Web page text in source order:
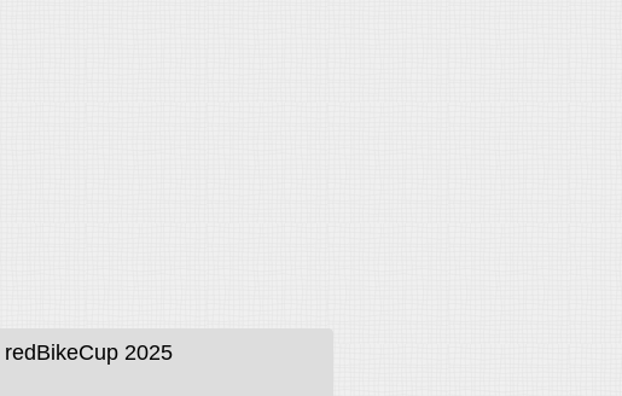
redBikeCup 2025